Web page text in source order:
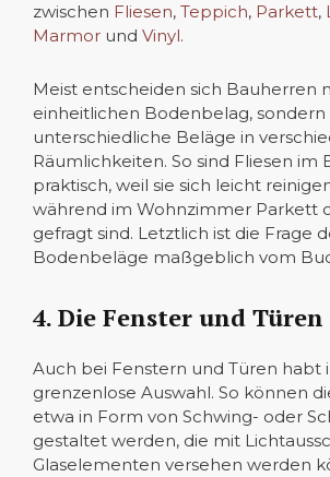
zwischen Fliesen, Teppich, Parkett,
Marmor und Vinyl.
Meist entscheiden sich Bauherren
einheitlichen Bodenbelag, sondern
unterschiedliche Beläge in
Räumlichkeiten. So sind Fliesen im
praktisch, weil sie sich leicht
während im Wohnzimmer Parkett
gefragt sind. Letztlich ist die Frage
Bodenbeläge maßgeblich vom
4. Die Fenster und Türen
Auch bei Fenstern und Türen habt
grenzenlose Auswahl. So können
etwa in Form von Schwing- oder
gestaltet werden, die mit
Glaselementen versehen werden